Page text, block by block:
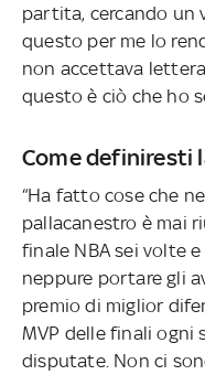
partita, cercando un
questo per me lo
non accettava
questo è ciò che ho
Come definiresti
“Ha fatto cose che
pallacanestro è mai
finale NBA sei volte
neppure portare gli
premio di miglior
MVP delle finali ogni
disputate. Non ci